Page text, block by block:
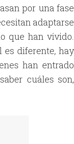
por una fase
adaptarse
que han vivido.
es diferente, hay
han entrado
cuáles son,